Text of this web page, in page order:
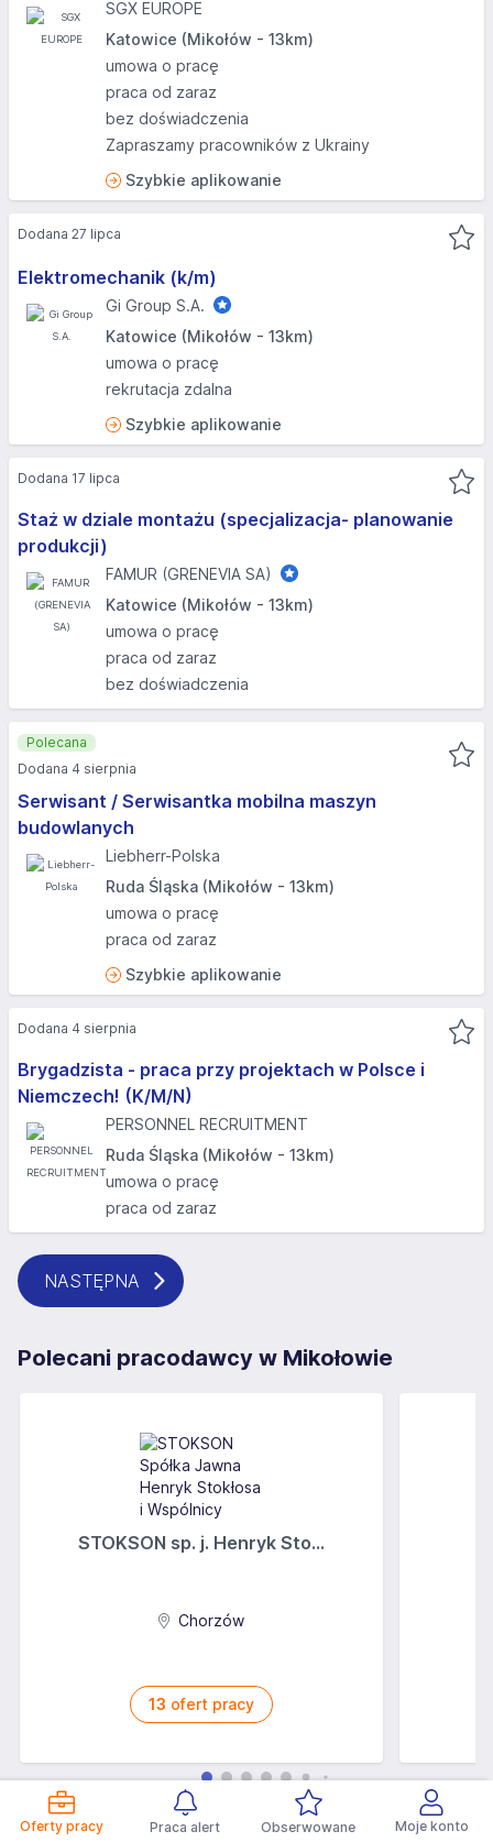
Oferty pracy Praca alert Obserwowane Moje konto
SGX EUROPE
Katowice (Mikołów - 13km)
umowa o pracę
praca od zaraz
bez doświadczenia
Zapraszamy pracowników z Ukrainy
Szybkie aplikowanie
Elektromechanik (k/m)
Gi Group S.A.
Katowice (Mikołów - 13km)
umowa o pracę
rekrutacja zdalna
Szybkie aplikowanie
Dodana 27 lipca
Staż w dziale montażu (specjalizacja- planowanie
produkcji)
FAMUR (GRENEVIA SA)
Katowice (Mikołów - 13km)
umowa o pracę
praca od zaraz
bez doświadczenia
Dodana 17 lipca
Serwisant / Serwisantka mobilna maszyn
budowlanych
Liebherr-Polska
Ruda Śląska (Mikołów - 13km)
umowa o pracę
praca od zaraz
Szybkie aplikowanie
Polecana
Dodana 4 sierpnia
Brygadzista - praca przy projektach w Polsce i
Niemczech! (K/M/N)
PERSONNEL RECRUITMENT
Ruda Śląska (Mikołów - 13km)
umowa o pracę
praca od zaraz
Dodana 4 sierpnia
NASTĘPNA
Polecani pracodawcy w Mikołowie
STOKSON sp. j. Henryk Sto...
Chorzów
13 ofert pracy
Praca w sąsiednich miejscowościach